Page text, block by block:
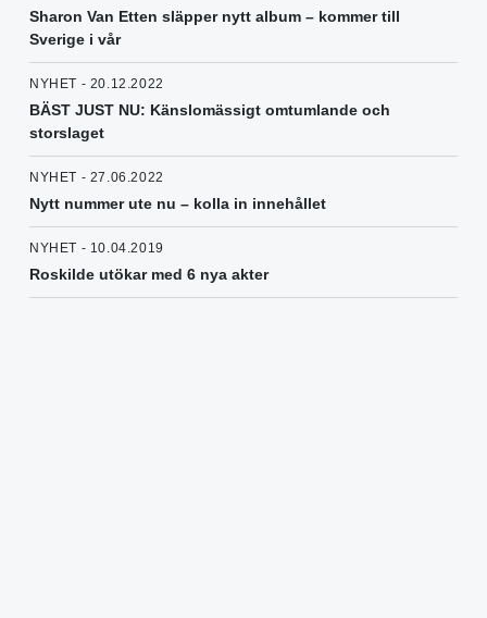
Sharon Van Etten släpper nytt album – kommer till
Sverige i vår
NYHET - 20.12.2022
BÄST JUST NU: Känslomässigt omtumlande och
storslaget
NYHET - 27.06.2022
Nytt nummer ute nu – kolla in innehållet
NYHET - 10.04.2019
Roskilde utökar med 6 nya akter